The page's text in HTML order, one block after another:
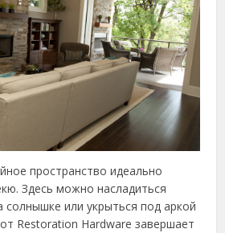
пространство идеально
Здесь можно насладиться
солнышке или укрыться под аркой
Restoration Hardware завершает